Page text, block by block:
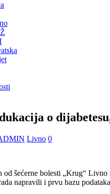
o
Livno 0
od šećerne bolesti „Krug“
napravili i prvu bazu